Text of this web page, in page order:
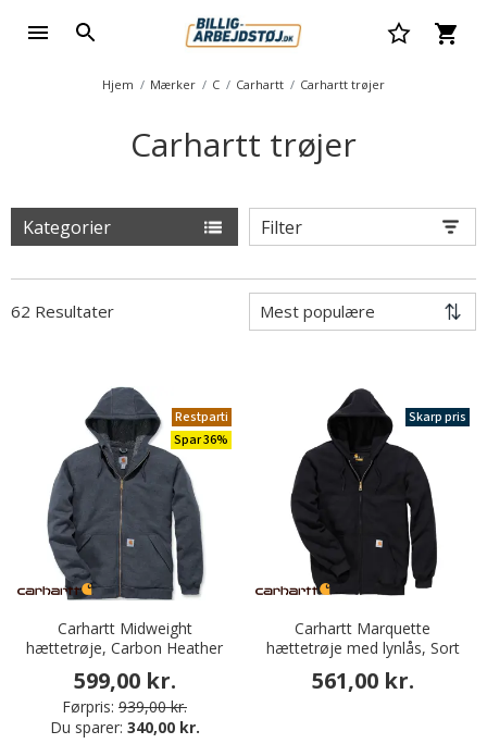
Hjem Mærker C Carhartt Carhartt trøjer
Carhartt trøjer
Kategorier Filter
62 Resultater
Restparti
Spar 36%
Carhartt Midweight
hættetrøje, Carbon Heather
599,00 kr.
Førpris: 939,00 kr.
Du sparer: 340,00 kr.
Skarp pris
Carhartt Marquette
hættetrøje med lynlås, Sort
561,00 kr.